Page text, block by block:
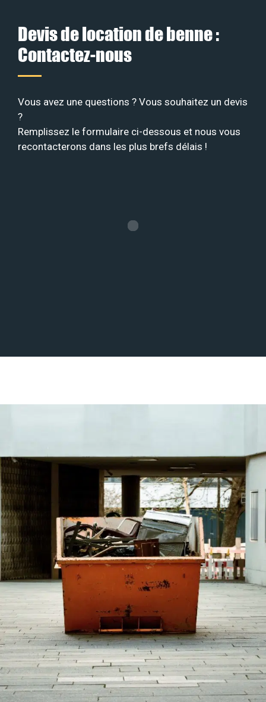
Devis de location de benne :
Contactez-nous
Vous avez une questions ? Vous souhaitez un devis
?
Remplissez le formulaire ci-dessous et nous vous
recontacterons dans les plus brefs délais !